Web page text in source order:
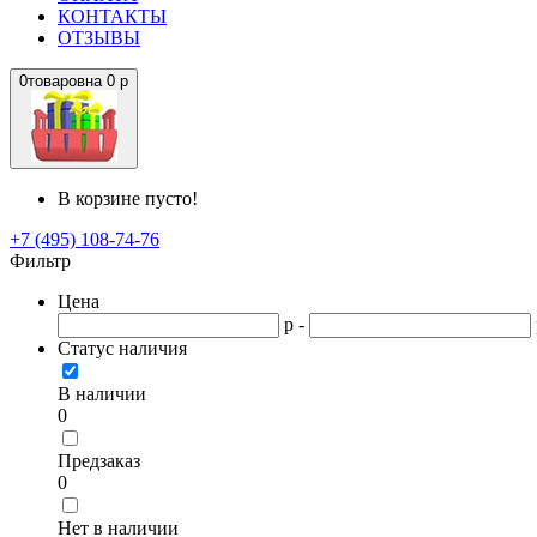
КОНТАКТЫ
ОТЗЫВЫ
0товаровна 0 р
В корзине пусто!
+7 (495) 108-74-76
Фильтр
Цена
р -
Статус наличия
В наличии
0
Предзаказ
0
Нет в наличии